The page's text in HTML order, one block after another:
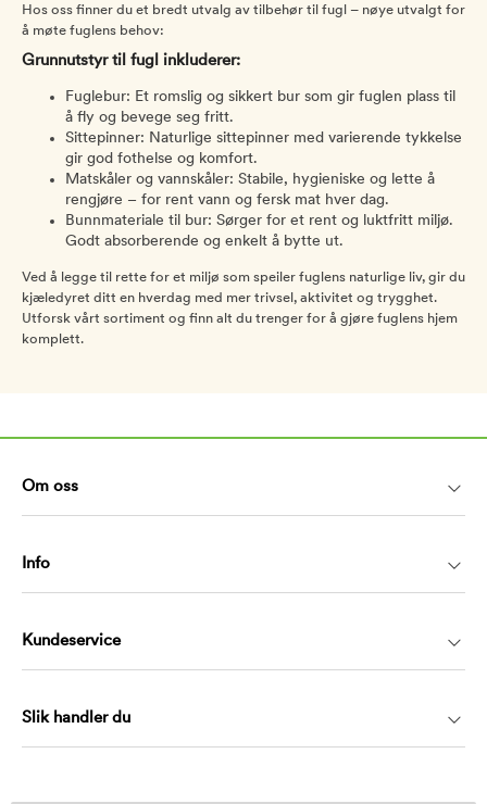
Hos oss finner du et bredt utvalg av tilbehør til fugl – nøye utvalgt for
å møte fuglens behov:
Grunnutstyr til fugl inkluderer:
Fuglebur: Et romslig og sikkert bur som gir fuglen plass til
å fly og bevege seg fritt.
Sittepinner: Naturlige sittepinner med varierende tykkelse
gir god fothelse og komfort.
Matskåler og vannskåler: Stabile, hygieniske og lette å
rengjøre – for rent vann og fersk mat hver dag.
Bunnmateriale til bur: Sørger for et rent og luktfritt miljø.
Godt absorberende og enkelt å bytte ut.
Ved å legge til rette for et miljø som speiler fuglens naturlige liv, gir du
kjæledyret ditt en hverdag med mer trivsel, aktivitet og trygghet.
Utforsk vårt sortiment og finn alt du trenger for å gjøre fuglens hjem
komplett.
Om oss
Info
Kundeservice
Slik handler du